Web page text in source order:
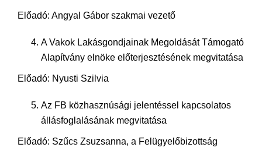
Előadó: Angyal Gábor szakmai vezető
A Vakok Lakásgondjainak Megoldását Támogató
Alapítvány elnöke előterjesztésének megvitatása
Előadó: Nyusti Szilvia
Az FB közhasznúsági jelentéssel kapcsolatos
állásfoglalásának megvitatása
Előadó: Szűcs Zsuzsanna, a Felügyelőbizottság